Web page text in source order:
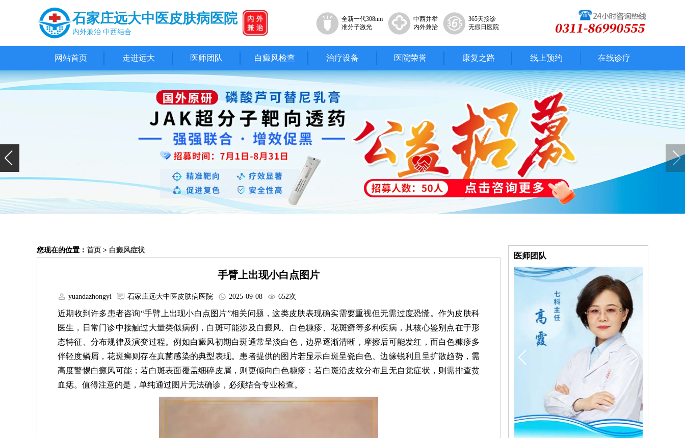
石家庄远大中医皮肤病医院
内外兼治 中西结合
全新一代308nm
准分子激光
中西并举
内外兼治
365天接诊
无假日医院
网站首页 走进远大 医师团队 白癜风检查 治疗设备 医院荣誉 康复之路 线上预约 在线诊疗
您现在的位置： 首页 > 白癜风症状
手臂上出现小白点图片
yuandazhongyi 石家庄远大中医皮肤病医院 2025-09-08 652次
近期收到许多患者咨询“手臂上出现小白点图片”相关问题，这类皮肤表现确实需要重视但无需过度恐慌。作为皮肤科
医生，日常门诊中接触过大量类似病例，白斑可能涉及白癜风、白色糠疹、花斑癣等多种疾病，其核心鉴别点在于形
态特征、分布规律及演变过程。例如白癜风初期白斑通常呈淡白色，边界逐渐清晰，摩擦后可能发红，而白色糠疹多
伴轻度鳞屑，花斑癣则存在真菌感染的典型表现。患者提供的图片若显示白斑呈瓷白色、边缘锐利且呈扩散趋势，需
高度警惕白癜风可能；若白斑表面覆盖细碎皮屑，则更倾向白色糠疹；若白斑沿皮纹分布且无自觉症状，则需排查贫
血痣。值得注意的是，单纯通过图片无法确诊，必须结合专业检查。
医师团队